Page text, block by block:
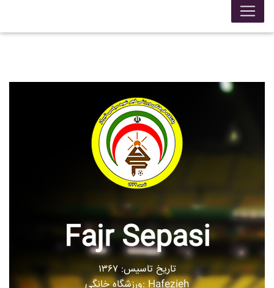
Fajr Sepasi
تاریخ تاسیس: ۱۳۶۷
ورزشگاه خانگی: Hafezieh